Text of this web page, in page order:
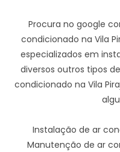
Procura no google
condicionado na Vila
especializados em
diversos outros tipos
condicionado na Vila
Instalação de ar
Manutenção de ar